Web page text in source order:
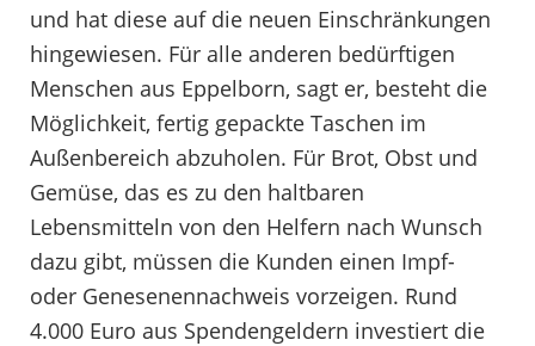
und hat diese auf die neuen Einschränkungen
hingewiesen. Für alle anderen bedürftigen
Menschen aus Eppelborn, sagt er, besteht die
Möglichkeit, fertig gepackte Taschen im
Außenbereich abzuholen. Für Brot, Obst und
Gemüse, das es zu den haltbaren
Lebensmitteln von den Helfern nach Wunsch
dazu gibt, müssen die Kunden einen Impf-
oder Genesenennachweis vorzeigen. Rund
4.000 Euro aus Spendengeldern investiert die